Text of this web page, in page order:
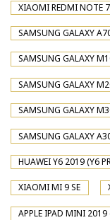
XIAOMI REDMI NOTE 7
SAMSUNG GALAXY
SAMSUNG GALAXY
SAMSUNG GALAXY
SAMSUNG GALAXY
SAMSUNG GALAXY
HUAWEI Y6 2019 (Y6
XIAOMI MI 9 SE
APPLE IPAD MINI